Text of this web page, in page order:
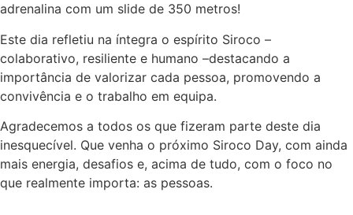
adrenalina com um slide de 350 metros!
Este dia refletiu na íntegra o espírito Siroco –
colaborativo, resiliente e humano –destacando a
importância de valorizar cada pessoa, promovendo a
convivência e o trabalho em equipa.
Agradecemos a todos os que fizeram parte deste dia
inesquecível. Que venha o próximo Siroco Day, com ainda
mais energia, desafios e, acima de tudo, com o foco no
que realmente importa: as pessoas.